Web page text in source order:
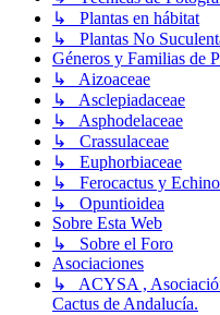
↳ Plantas en hábitat
↳ Plantas No
Géneros y Familias de
↳ Aizoaceae
↳ Asclepiadaceae
↳ Asphodelaceae
↳ Crassulaceae
↳ Euphorbiaceae
↳ Ferocactus y
↳ Opuntioidea
Sobre Esta Web
↳ Sobre el Foro
Asociaciones
↳ ACYSA ,
Cactus de Andalucía.